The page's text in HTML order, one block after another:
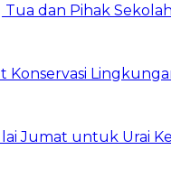
dan Pihak
Jumat untuk Urai